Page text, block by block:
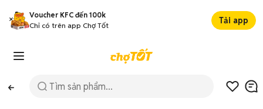
Voucher KFC đến 100k
Chỉ có trên app Chợ Tốt
Tải app